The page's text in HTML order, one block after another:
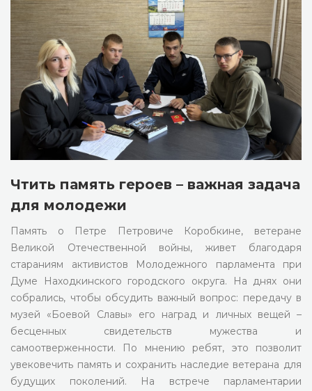
Чтить память героев – важная задача
для молодежи
Память о Петре Петровиче Коробкине, ветеране
Великой Отечественной войны, живет благодаря
стараниям активистов Молодежного парламента при
Думе Находкинского городского округа. На днях они
собрались, чтобы обсудить важный вопрос: передачу в
музей «Боевой Славы» его наград и личных вещей –
бесценных свидетельств мужества и
самоотверженности. По мнению ребят, это позволит
увековечить память и сохранить наследие ветерана для
будущих поколений. На встрече парламентарии